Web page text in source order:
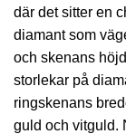
där det sitter en
diamant som
och skenans
storlekar på
ringskenans
guld och vitguld.